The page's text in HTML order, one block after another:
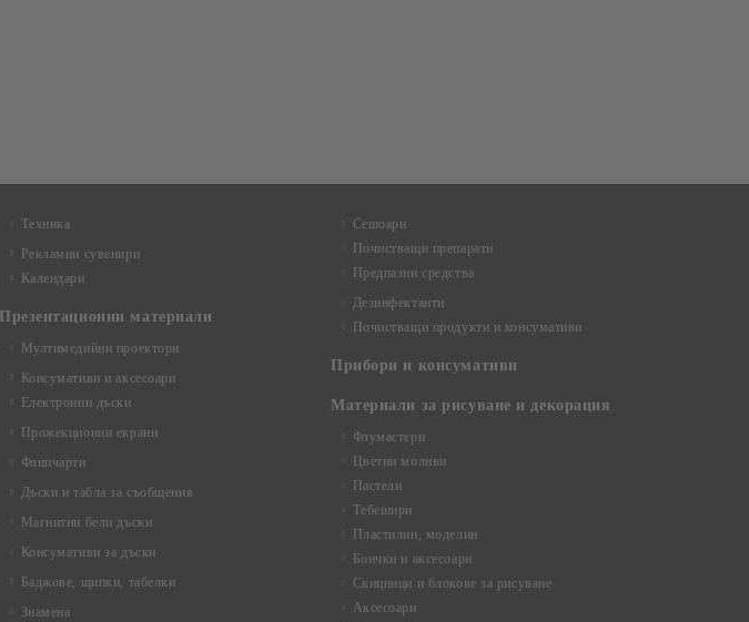
Техника
Рекламни сувенири
Календари
Презентационни материали
Мултимедийни проектори
Консумативи и аксесоари
Електронни дъски
Прожекционни екрани
Флипчарти
Дъски и табла за съобщения
Магнитни бели дъски
Консумативи за дъски
Баджове, щипки, табелки
Знамена
Сешоари
Почистващи препарати
Предпазни средства
Дезинфектанти
Почистващи продукти и консумативи
Прибори и консумативи
Материали за рисуване и декорация
Флумастери
Цветни моливи
Пастели
Тебешири
Пластилин, моделин
Боички и аксесоари
Скицници и блокове за рисуване
Аксесоари